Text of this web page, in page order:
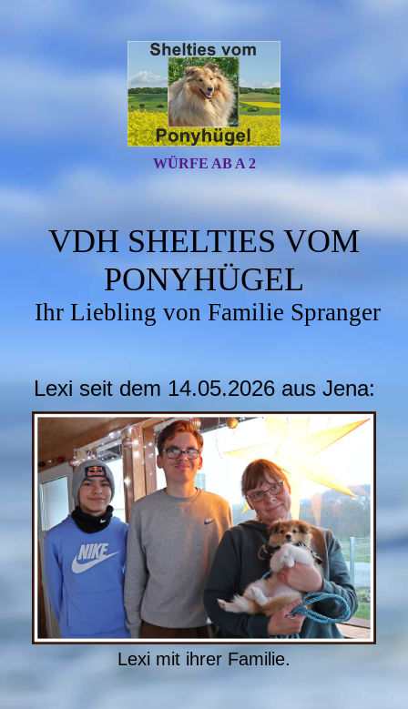
WÜRFE AB A 2
VDH SHELTIES VOM
PONYHÜGEL
Ihr Liebling von Familie Spranger
Lexi seit dem 14.05.2026 aus Jena:
Lexi mit ihrer Familie.